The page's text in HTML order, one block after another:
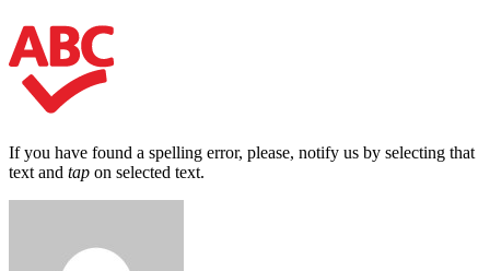
If you have found a spelling error, please, notify us by selecting that
text and tap on selected text.